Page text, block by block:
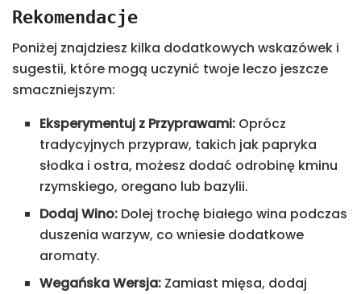
Rekomendacje
Poniżej znajdziesz kilka dodatkowych wskazówek i
sugestii, które mogą uczynić twoje leczo jeszcze
smaczniejszym:
Eksperymentuj z Przyprawami: Oprócz
tradycyjnych przypraw, takich jak papryka
słodka i ostra, możesz dodać odrobinę kminu
rzymskiego, oregano lub bazylii.
Dodaj Wino: Dolej trochę białego wina podczas
duszenia warzyw, co wniesie dodatkowe
aromaty.
Wegańska Wersja: Zamiast mięsa, dodaj